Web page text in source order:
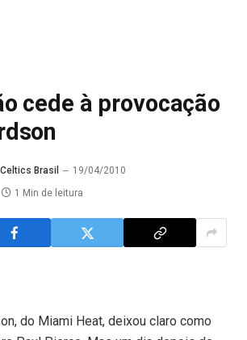
cede à provocação
Brasil
19/04/2010
1 Min de leitura
do Miami Heat, deixou claro como